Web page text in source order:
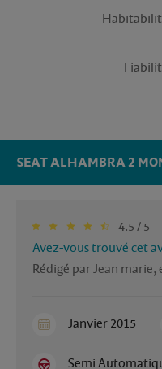
SEAT ALHAMBRA 2
4.5 / 5
Avez-vous trouvé cet
Rédigé par Jean marie,
Janvier 2015
Semi